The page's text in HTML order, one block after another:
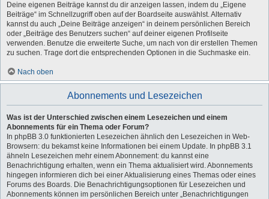
Deine eigenen Beiträge kannst du dir anzeigen lassen, indem du „Eigene
Beiträge“ im Schnellzugriff oben auf der Boardseite auswählst. Alternativ
kannst du auch „Deine Beiträge anzeigen“ in deinem persönlichen Bereich
oder „Beiträge des Benutzers suchen“ auf deiner eigenen Profilseite
verwenden. Benutze die erweiterte Suche, um nach von dir erstellen Themen
zu suchen. Trage dort die entsprechenden Optionen in die Suchmaske ein.
Nach oben
Abonnements und Lesezeichen
Was ist der Unterschied zwischen einem Lesezeichen und einem
Abonnements für ein Thema oder Forum?
In phpBB 3.0 funktionierten Lesezeichen ähnlich den Lesezeichen in Web-
Browsern: du bekamst keine Informationen bei einem Update. In phpBB 3.1
ähneln Lesezeichen mehr einem Abonnement: du kannst eine
Benachrichtigung erhalten, wenn ein Thema aktualisiert wird. Abonnements
hingegen informieren dich bei einer Aktualisierung eines Themas oder eines
Forums des Boards. Die Benachrichtigungsoptionen für Lesezeichen und
Abonnements können im persönlichen Bereich unter „Benachrichtigungen